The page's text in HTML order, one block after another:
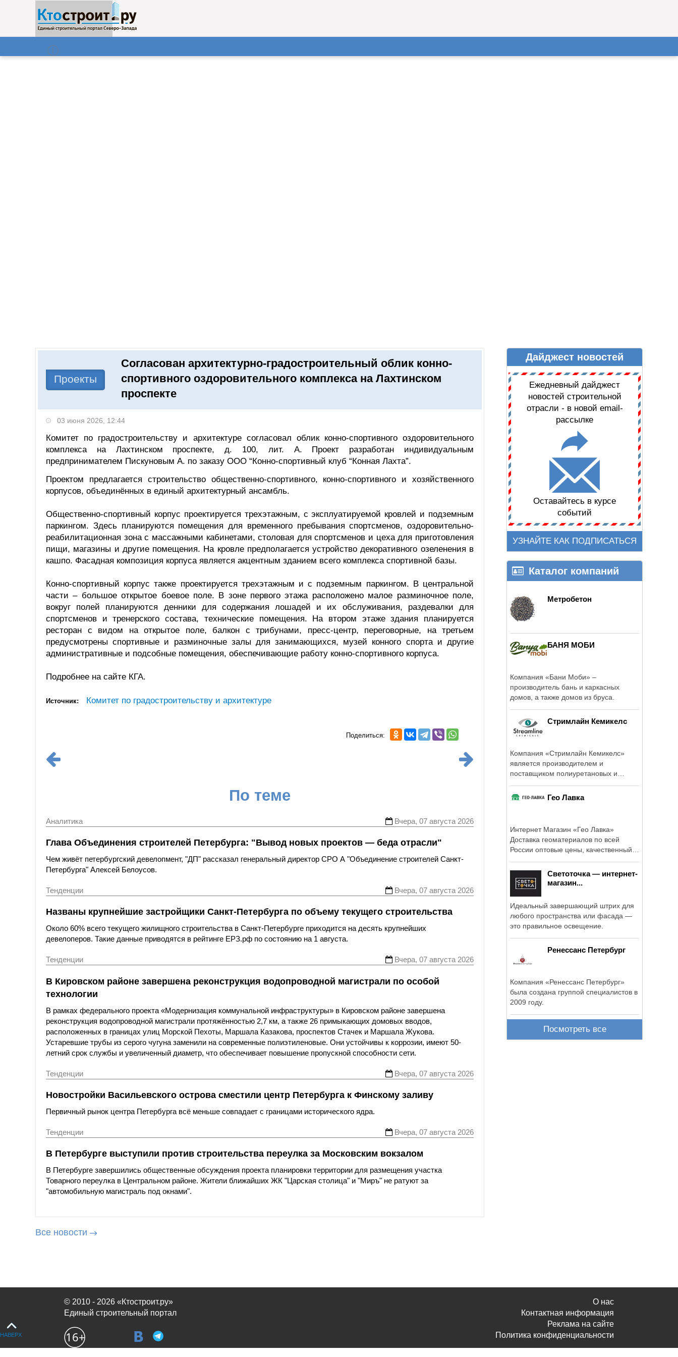
ДАЙДЖЕСТ НОВОСТЕЙ
Проекты
Согласован архитектурно-градостроительный облик конно-
спортивного оздоровительного комплекса на Лахтинском
проспекте
03 июня 2026, 12:44
Комитет по градостроительству и архитектуре согласовал облик конно-спортивного оздоровительного
комплекса на Лахтинском проспекте, д. 100, лит. А. Проект разработан индивидуальным
предпринимателем Пискуновым А. по заказу ООО “Конно-спортивный клуб “Конная Лахта”.
Проектом предлагается строительство общественно-спортивного, конно-спортивного и хозяйственного
корпусов, объединённых в единый архитектурный ансамбль.
Общественно-спортивный корпус проектируется трехэтажным, с эксплуатируемой кровлей и подземным
паркингом. Здесь планируются помещения для временного пребывания спортсменов, оздоровительно-
реабилитационная зона с массажными кабинетами, столовая для спортсменов и цеха для приготовления
пищи, магазины и другие помещения. На кровле предполагается устройство декоративного озеленения в
кашпо. Фасадная композиция корпуса является акцентным зданием всего комплекса спортивной базы.
Конно-спортивный корпус также проектируется трехэтажным и с подземным паркингом. В центральной
части – большое открытое боевое поле. В зоне первого этажа расположено малое разминочное поле,
вокруг полей планируются денники для содержания лошадей и их обслуживания, раздевалки для
спортсменов и тренерского состава, технические помещения. На втором этаже здания планируется
ресторан с видом на открытое поле, балкон с трибунами, пресс-центр, переговорные, на третьем
предусмотрены спортивные и разминочные залы для занимающихся, музей конного спорта и другие
административные и подсобные помещения, обеспечивающие работу конно-спортивного корпуса.
Подробнее на сайте КГА.
Источник: Комитет по градостроительству и архитектуре
Поделиться:
По теме
Аналитика Вчера, 07 августа 2026
Глава Объединения строителей Петербурга: "Вывод новых проектов — беда отрасли"
Чем живёт петербургский девелопмент, "ДП" рассказал генеральный директор СРО А "Объединение строителей Санкт-
Петербурга" Алексей Белоусов.
Тенденции Вчера, 07 августа 2026
Названы крупнейшие застройщики Санкт-Петербурга по объему текущего строительства
Около 60% всего текущего жилищного строительства в Санкт-Петербурге приходится на десять крупнейших
девелоперов. Такие данные приводятся в рейтинге ЕРЗ.рф по состоянию на 1 августа.
Тенденции Вчера, 07 августа 2026
В Кировском районе завершена реконструкция водопроводной магистрали по особой
технологии
В рамках федерального проекта «Модернизация коммунальной инфраструктуры» в Кировском районе завершена
реконструкция водопроводной магистрали протяжённостью 2,7 км, а также 26 примыкающих домовых вводов,
расположенных в границах улиц Морской Пехоты, Маршала Казакова, проспектов Стачек и Маршала Жукова.
Устаревшие трубы из серого чугуна заменили на современные полиэтиленовые. Они устойчивы к коррозии, имеют 50-
летний срок службы и увеличенный диаметр, что обеспечивает повышение пропускной способности сети.
Тенденции Вчера, 07 августа 2026
Новостройки Васильевского острова сместили центр Петербурга к Финскому заливу
Первичный рынок центра Петербурга всё меньше совпадает с границами исторического ядра.
Тенденции Вчера, 07 августа 2026
В Петербурге выступили против строительства переулка за Московским вокзалом
В Петербурге завершились общественные обсуждения проекта планировки территории для размещения участка
Товарного переулка в Центральном районе. Жители ближайших ЖК "Царская столица" и "Миръ" не ратуют за
"автомобильную магистраль под окнами".
Все новости
Дайджест новостей
Ежедневный дайджест
новостей строительной
отрасли - в новой email-
рассылке
Оставайтесь в курсе
событий
УЗНАЙТЕ КАК ПОДПИСАТЬСЯ
Каталог компаний
Метробетон
БАНЯ МОБИ
Компания «Бани Моби» –
производитель бань и каркасных
домов, а также домов из бруса.
Стримлайн Кемикелс
Компания «Стримлайн Кемикелс»
является производителем и
поставщиком полиуретановых и
Гео Лавка
Интернет Магазин «Гео Лавка»
Доставка геоматериалов по всей
России оптовые цены, качественный
Светоточка — интернет-
магазин...
Идеальный завершающий штрих для
любого пространства или фасада —
это правильное освещение.
Ренессанс Петербург
Компания «Ренессанс Петербург»
была создана группой специалистов в
2009 году.
Посмотреть все
© 2010 - 2026 «Ктостроит.ру»
Единый строительный портал
О нас
Контактная информация
Реклама на сайте
Политика конфиденциальности
НАВЕРХ